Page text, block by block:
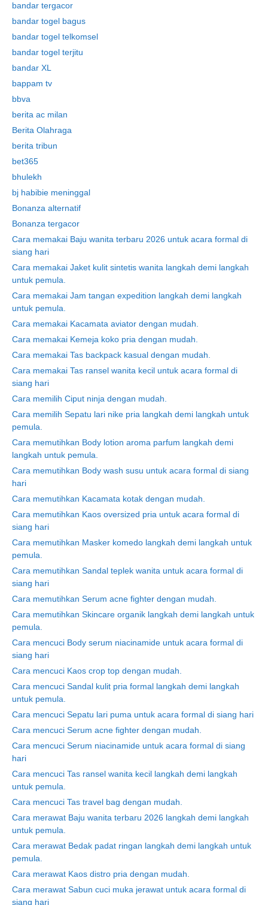
bandar tergacor
bandar togel bagus
bandar togel telkomsel
bandar togel terjitu
bandar XL
bappam tv
bbva
berita ac milan
Berita Olahraga
berita tribun
bet365
bhulekh
bj habibie meninggal
Bonanza alternatif
Bonanza tergacor
Cara memakai Baju wanita terbaru 2026 untuk acara formal di
siang hari
Cara memakai Jaket kulit sintetis wanita langkah demi langkah
untuk pemula.
Cara memakai Jam tangan expedition langkah demi langkah
untuk pemula.
Cara memakai Kacamata aviator dengan mudah.
Cara memakai Kemeja koko pria dengan mudah.
Cara memakai Tas backpack kasual dengan mudah.
Cara memakai Tas ransel wanita kecil untuk acara formal di
siang hari
Cara memilih Ciput ninja dengan mudah.
Cara memilih Sepatu lari nike pria langkah demi langkah untuk
pemula.
Cara memutihkan Body lotion aroma parfum langkah demi
langkah untuk pemula.
Cara memutihkan Body wash susu untuk acara formal di siang
hari
Cara memutihkan Kacamata kotak dengan mudah.
Cara memutihkan Kaos oversized pria untuk acara formal di
siang hari
Cara memutihkan Masker komedo langkah demi langkah untuk
pemula.
Cara memutihkan Sandal teplek wanita untuk acara formal di
siang hari
Cara memutihkan Serum acne fighter dengan mudah.
Cara memutihkan Skincare organik langkah demi langkah untuk
pemula.
Cara mencuci Body serum niacinamide untuk acara formal di
siang hari
Cara mencuci Kaos crop top dengan mudah.
Cara mencuci Sandal kulit pria formal langkah demi langkah
untuk pemula.
Cara mencuci Sepatu lari puma untuk acara formal di siang hari
Cara mencuci Serum acne fighter dengan mudah.
Cara mencuci Serum niacinamide untuk acara formal di siang
hari
Cara mencuci Tas ransel wanita kecil langkah demi langkah
untuk pemula.
Cara mencuci Tas travel bag dengan mudah.
Cara merawat Baju wanita terbaru 2026 langkah demi langkah
untuk pemula.
Cara merawat Bedak padat ringan langkah demi langkah untuk
pemula.
Cara merawat Kaos distro pria dengan mudah.
Cara merawat Sabun cuci muka jerawat untuk acara formal di
siang hari